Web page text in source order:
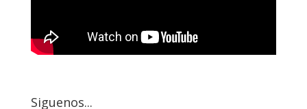
Siguenos...